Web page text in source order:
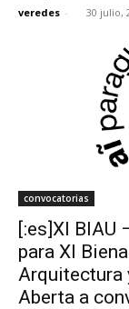
veredes - 30 julio,
convocatorias
[:es]XI BIAU
para XI
Arquitectura
Aberta a